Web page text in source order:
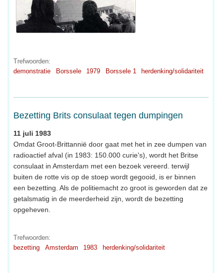
Trefwoorden:
demonstratie
Borssele 1979 Borssele 1 herdenking/solidariteit
Bezetting Brits consulaat tegen dumpingen
11 juli 1983
Omdat Groot-Brittannië door gaat met het in zee dumpen van
radioactief afval (in 1983: 150.000 curie's), wordt het Britse
consulaat in Amsterdam met een bezoek vereerd. terwijl
buiten de rotte vis op de stoep wordt gegooid, is er binnen
een bezetting. Als de politiemacht zo groot is geworden dat ze
getalsmatig in de meerderheid zijn, wordt de bezetting
opgeheven.
Trefwoorden:
bezetting
Amsterdam 1983 herdenking/solidariteit